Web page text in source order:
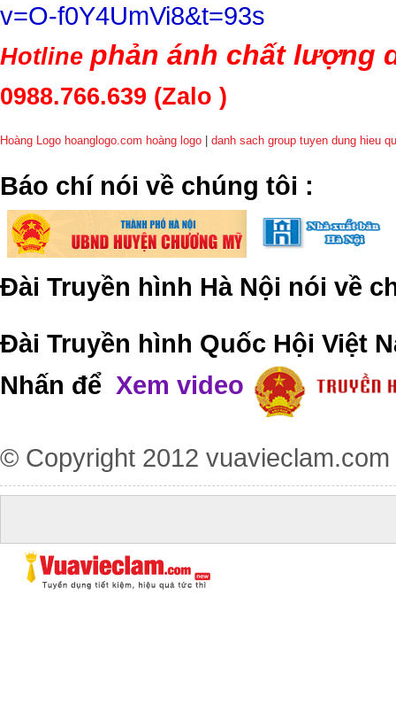
v=O-f0Y4UmVi8&t=93s
Hotline phản ánh chất lượng
0988.766.639 (Zalo )
Hoàng Logo hoanglogo.com hoàng logo danh sach group tuyen dung hieu
​Báo chí nói về chúng tôi :
Đài Truyền hình Hà Nội nói về
Đài Truyền hình Quốc Hội Việt
Nhấn để Xem video
© Copyright 2012 vuavieclam.com